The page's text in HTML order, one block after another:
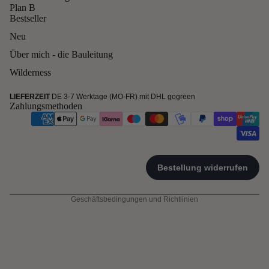
Plan B
Bestseller
Neu
Über mich - die Bauleitung
Wilderness
LIEFERZEIT DE 3-7 Werktage (MO-FR) mit DHL gogreen
Zahlungsmethoden
Geschäftsbedingungen und Richtlinien
Widerrufsrecht
Datenschutzerklärung
AGB